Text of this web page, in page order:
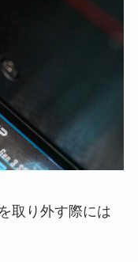
取り外す際には